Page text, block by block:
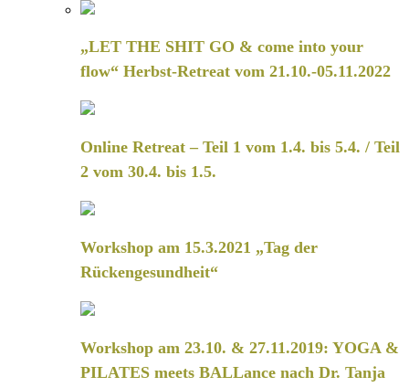
„LET THE SHIT GO & come into your
flow“ Herbst-Retreat vom 21.10.-05.11.2022
Online Retreat – Teil 1 vom 1.4. bis 5.4. / Teil
2 vom 30.4. bis 1.5.
Workshop am 15.3.2021 „Tag der
Rückengesundheit“
Workshop am 23.10. & 27.11.2019: YOGA &
PILATES meets BALLance nach Dr. Tanja